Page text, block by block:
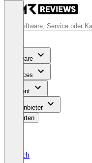
Software
Services
Content
Für Anbieter
Bewerten
Deutsch